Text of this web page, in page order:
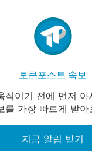
암호화폐 블록체인
토큰포스트 속보
직이기 전에 먼저 아
를 가장 빠르게 받아
지금 알림 받기